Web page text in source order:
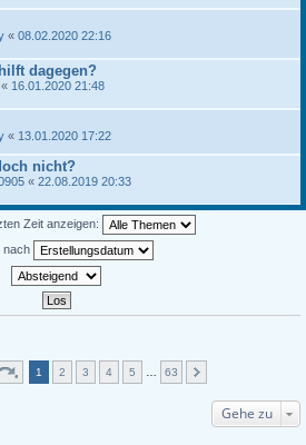
« 08.02.2020 22:16
dagegen?
« 16.01.2020 21:48
« 13.01.2020 17:22
nicht?
« 22.08.2019 20:33
Zeit anzeigen:
nach
1 2 3 4 5 63
Gehe zu